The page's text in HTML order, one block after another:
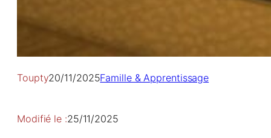
Toupty20/11/2025Famille & Apprentissage
Modifié le :25/11/2025